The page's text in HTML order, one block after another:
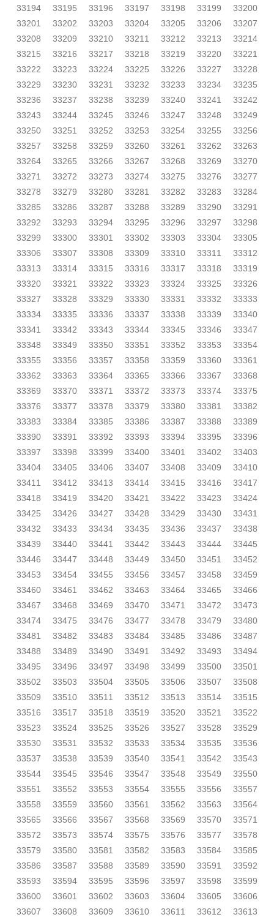
33194 33195 33196 33197 33198 33199
33200
33201
33202 33203 33204 33205 33206
33207
33208
33209 33210 33211 33212 33213
33214
33215
33216 33217 33218 33219 33220
33221
33222
33223 33224 33225 33226 33227
33228
33229
33230 33231 33232 33233 33234
33235
33236
33237 33238 33239 33240 33241
33242
33243
33244 33245 33246 33247 33248
33249
33250
33251 33252 33253 33254 33255
33256
33257
33258 33259 33260 33261 33262
33263
33264
33265 33266 33267 33268 33269
33270
33271
33272 33273 33274 33275 33276
33277
33278
33279 33280 33281 33282 33283
33284
33285
33286 33287 33288 33289 33290
33291
33292
33293 33294 33295 33296 33297
33298
33299
33300 33301 33302 33303 33304
33305
33306
33307 33308 33309 33310 33311
33312
33313
33314 33315 33316 33317 33318
33319
33320
33321 33322 33323 33324 33325
33326
33327
33328 33329 33330 33331 33332
33333
33334
33335 33336 33337 33338 33339
33340
33341
33342 33343 33344 33345 33346
33347
33348
33349 33350 33351 33352 33353
33354
33355
33356 33357 33358 33359 33360
33361
33362
33363 33364 33365 33366 33367
33368
33369
33370 33371 33372 33373 33374
33375
33376
33377 33378 33379 33380 33381
33382
33383
33384 33385 33386 33387 33388
33389
33390
33391 33392 33393 33394 33395
33396
33397
33398 33399 33400 33401 33402
33403
33404
33405 33406 33407 33408 33409
33410
33411
33412 33413 33414 33415 33416
33417
33418
33419 33420 33421 33422 33423
33424
33425
33426 33427 33428 33429 33430
33431
33432
33433 33434 33435 33436 33437
33438
33439
33440 33441 33442 33443 33444
33445
33446
33447 33448 33449 33450 33451
33452
33453
33454 33455 33456 33457 33458
33459
33460
33461 33462 33463 33464 33465
33466
33467
33468 33469 33470 33471 33472
33473
33474
33475 33476 33477 33478 33479
33480
33481
33482 33483 33484 33485 33486
33487
33488
33489 33490 33491 33492 33493
33494
33495
33496 33497 33498 33499 33500
33501
33502
33503 33504 33505 33506 33507
33508
33509
33510 33511 33512 33513 33514
33515
33516
33517 33518 33519 33520 33521
33522
33523
33524 33525 33526 33527 33528
33529
33530
33531 33532 33533 33534 33535
33536
33537
33538 33539 33540 33541 33542
33543
33544
33545 33546 33547 33548 33549
33550
33551
33552 33553 33554 33555 33556
33557
33558
33559 33560 33561 33562 33563
33564
33565
33566 33567 33568 33569 33570
33571
33572
33573 33574 33575 33576 33577
33578
33579
33580 33581 33582 33583 33584
33585
33586
33587 33588 33589 33590 33591
33592
33593
33594 33595 33596 33597 33598
33599
33600
33601 33602 33603 33604 33605
33606
33607
33608 33609 33610 33611 33612
33613